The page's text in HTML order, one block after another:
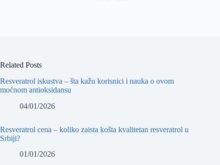
Related Posts
Resveratrol iskustva – šta kažu korisnici i nauka o ovom
moćnom antioksidansu
04/01/2026
Resveratrol cena – koliko zaista košta kvalitetan resveratrol u
Srbiji?
01/01/2026